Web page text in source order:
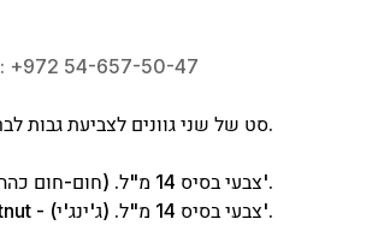
במקרה של שאלות נוספות השאירו פנייה או צרו איתנו קשר בטלפון: ‎+972 54-657-50-47
סט של שני גוונים לצביעת גבות לברונטיות ולבעלות שיער שטני כהה.
1. Eyebrows Special - Brown - צבעי בסיס 14 מ"ל. (חום-חום כהה)'.
2. Eyebrows Special - Chestnut - צבעי בסיס 14 מ"ל. (ג'ינג'י)'.